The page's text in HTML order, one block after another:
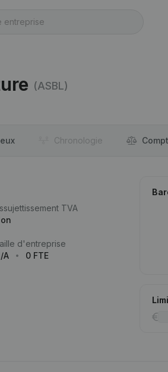
(ASBL)
Chronologie
TVA
d'entreprise
A
0 FTE